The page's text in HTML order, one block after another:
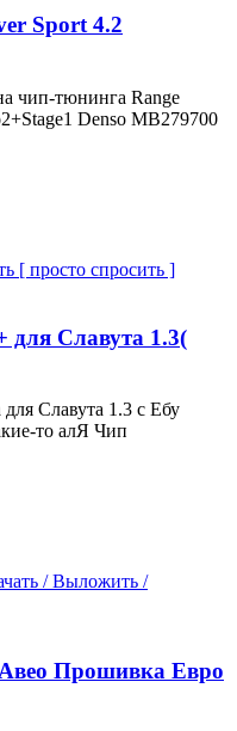
Sport 4.2
чип-тюнинга Range
Denso MB279700
[ просто спросить ]
Славута 1.3(
Славута 1.3 с Ебу
то алЯ Чип
/ Выложить /
Прошивка Евро